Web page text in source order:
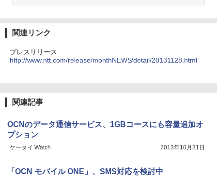
関連リンク
プレスリリース
http://www.ntt.com/release/monthNEWS/detail/20131128.html
関連記事
OCNのデータ通信サービス、1GBコースにも容量追加オ
プション
ケータイ Watch 2013年10月31日
「OCN モバイル ONE」、SMS対応を検討中